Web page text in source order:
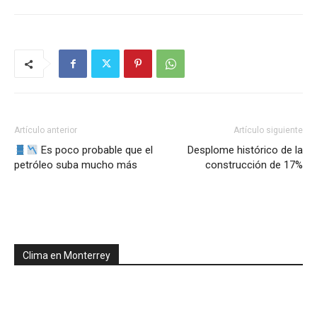
Artículo anterior
Es poco probable que el
petróleo suba mucho más
Artículo siguiente
Desplome histórico de la
construcción de 17%
Clima en Monterrey